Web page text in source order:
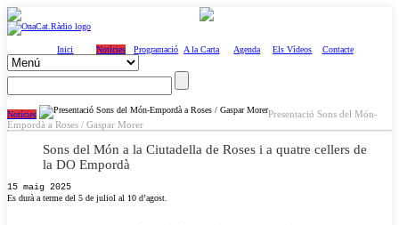
Inici Notícies Programació A la Carta Agenda Els Vídeos Contacte
Notícies
Presentació Sons del Món-
Empordà a Roses / Gaspar Morer
Sons del Món a la Ciutadella de Roses i a quatre cellers de
la DO Empordà
15 maig 2025
Es durà a terme del 5 de juliol al 10 d’agost.